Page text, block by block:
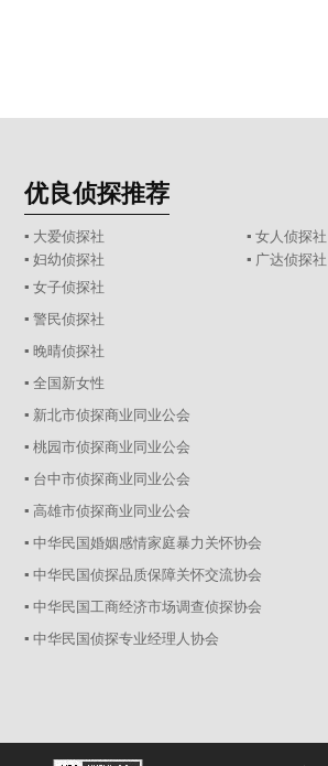
优良侦探推荐
▪ 大爱侦探社
▪ 女人侦探社
▪ 妇幼侦探社
▪ 广达侦探社
▪ 女子侦探社
▪ 警民侦探社
▪ 晚晴侦探社
▪ 全国新女性
▪ 新北市侦探商业同业公会
▪ 桃园市侦探商业同业公会
▪ 台中市侦探商业同业公会
▪ 高雄市侦探商业同业公会
▪ 中华民国婚姻感情家庭暴力关怀协会
▪ 中华民国侦探品质保障关怀交流协会
▪ 中华民国工商经济市场调查侦探协会
▪ 中华民国侦探专业经理人协会